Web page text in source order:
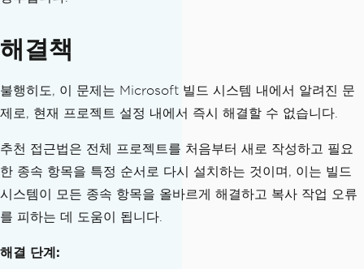
해결책
불행히도, 이 문제는 Microsoft 빌드 시스템 내에서 알려진 문
제로, 현재 프로젝트 설정 내에서 즉시 해결할 수 없습니다.
추천 접근법은 전체 프로젝트를 처음부터 새로 작성하고 필요
한 종속 항목을 특정 순서로 다시 설치하는 것이며, 이는 빌드
시스템이 모든 종속 항목을 올바르게 해결하고 복사 작업 오류
를 피하는 데 도움이 됩니다.
해결 단계: